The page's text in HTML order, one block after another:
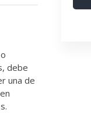
debe
una de